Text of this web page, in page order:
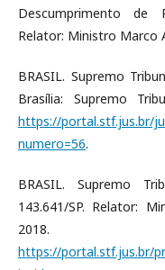
Descumprimento de
Relator: Ministro Marco
BRASIL. Supremo
Brasília: Supremo
https://portal.stf.jus.br/
numero=56.
BRASIL. Supremo
143.641/SP. Relator:
2018.
https://portal.stf.jus.br/